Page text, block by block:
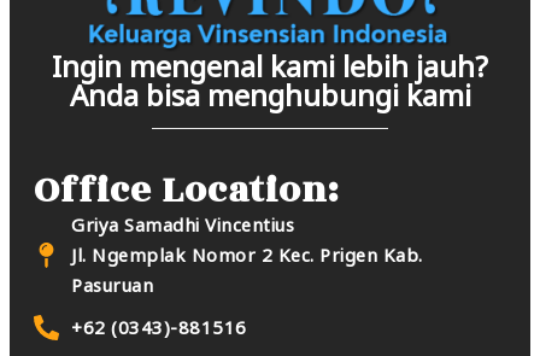
Ingin mengenal kami lebih jauh?
Anda bisa menghubungi kami
Office Location:
Griya Samadhi Vincentius
Jl. Ngemplak Nomor 2 Kec. Prigen Kab.
Pasuruan
+62 (0343)-881516